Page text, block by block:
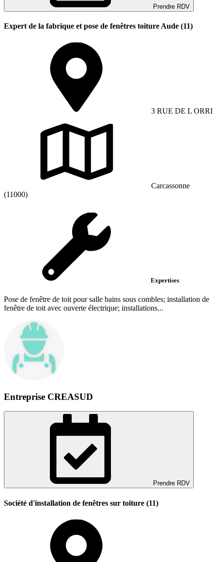
Prendre RDV
Expert de la fabrique et pose de fenêtres toiture Aude (11)
3 RUE DE L ORRI
Carcassonne
(11000)
Expertises
Pose de fenêtre de toit pour salle bains sous combles; installation de
fenêtre de toit avec ouverte électrique; installations...
Entreprise CREASUD
Prendre RDV
Société d'installation de fenêtres sur toiture (11)